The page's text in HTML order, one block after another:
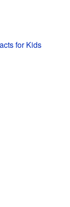
for Kids